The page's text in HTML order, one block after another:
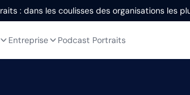
: dans les coulisses des organisations les
Entreprise Podcast Portraits